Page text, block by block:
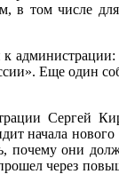
в том числе
к
Еще один
Сергей
начала
почему они
через